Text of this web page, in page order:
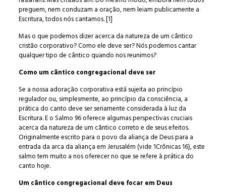
preguem, nem conduzam a oração, nem leiam publicamente a
Escritura, todos nós cantamos. [1]
Mas o que podemos dizer acerca da natureza de um cântico
cristão corporativo? Como ele deve ser? Nós podemos cantar
qualquer tipo de cântico quando nos reunimos?
Como um cântico congregacional deve ser
Se a nossa adoração corporativa está sujeita ao princípio
regulador ou, simplesmente, ao princípio da consciência, a
prática do canto deve ser seriamente considerada à luz da
Escritura. E o Salmo 96 oferece algumas perspectivas cruciais
acerca da natureza de um cântico correto e de seus efeitos.
Originalmente escrito para o povo da aliança de Deus para a
entrada da arca da aliança em Jerusalém (vide 1Crônicas 16), este
salmo tem muito a nos oferecer no que se refere à prática do
canto hoje.
Um cântico congregacional deve focar em Deus